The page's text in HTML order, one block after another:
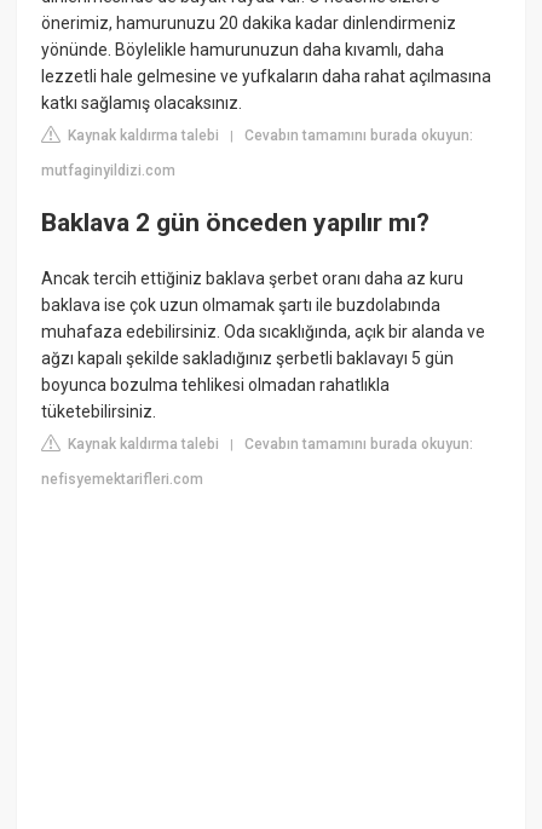
önerimiz, hamurunuzu 20 dakika kadar dinlendirmeniz
yönünde. Böylelikle hamurunuzun daha kıvamlı, daha
lezzetli hale gelmesine ve yufkaların daha rahat açılmasına
katkı sağlamış olacaksınız.
Kaynak kaldırma talebi |Cevabın tamamını burada okuyun:
mutfaginyildizi.com
Baklava 2 gün önceden yapılır mı?
Ancak tercih ettiğiniz baklava şerbet oranı daha az kuru
baklava ise çok uzun olmamak şartı ile buzdolabında
muhafaza edebilirsiniz. Oda sıcaklığında, açık bir alanda ve
ağzı kapalı şekilde sakladığınız şerbetli baklavayı 5 gün
boyunca bozulma tehlikesi olmadan rahatlıkla
tüketebilirsiniz.
Kaynak kaldırma talebi |Cevabın tamamını burada okuyun:
nefisyemektarifleri.com